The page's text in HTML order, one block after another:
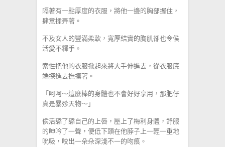
隔著有一點厚度的衣服，將他一邊的胸部握住，
肆意揉弄著。
不及女人的豐滿柔軟，寬厚結實的胸肌卻也令侯
活愛不釋手。
索性把他的衣服掀起來將大手伸進去，從衣服底
端探進去撫摸著。
「呵呵～這麼棒的身體也不會好好享用，那肥仔
真是暴殄天物～」
侯活舔了舔自己的上唇，壓上了梅利身體，舒服
的呻吟了一聲，便低下頭在他脖子上一輕一重地
吮吸，咬出一朵朵深淺不一的吻痕。